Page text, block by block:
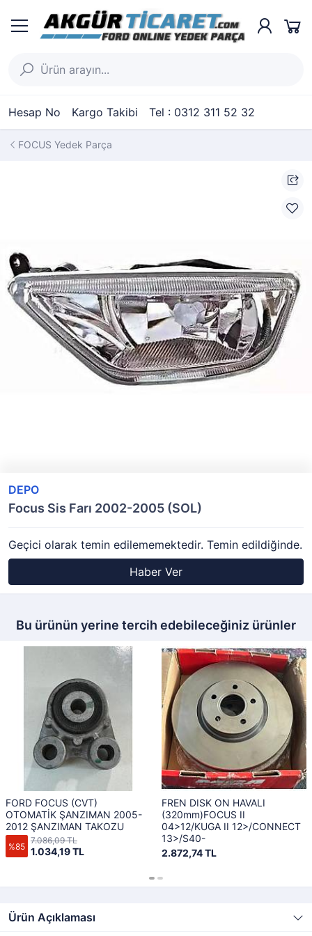
Hesap No Kargo Takibi Tel : 0312 311 52 32
FOCUS Yedek Parça
DEPO
Focus Sis Farı 2002-2005 (SOL)
Geçici olarak temin edilememektedir. Temin edildiğinde.
Haber Ver
Bu ürünün yerine tercih edebileceğiniz ürünler
FORD FOCUS (CVT)
OTOMATİK ŞANZIMAN 2005-
2012 ŞANZIMAN TAKOZU
%85 1.034,19 TL
7.086,09 TL
FREN DISK ON HAVALI
(320mm)FOCUS II
04>12/KUGA II 12>/CONNECT
13>/S40-
2.872,74 TL
Ürün Açıklaması